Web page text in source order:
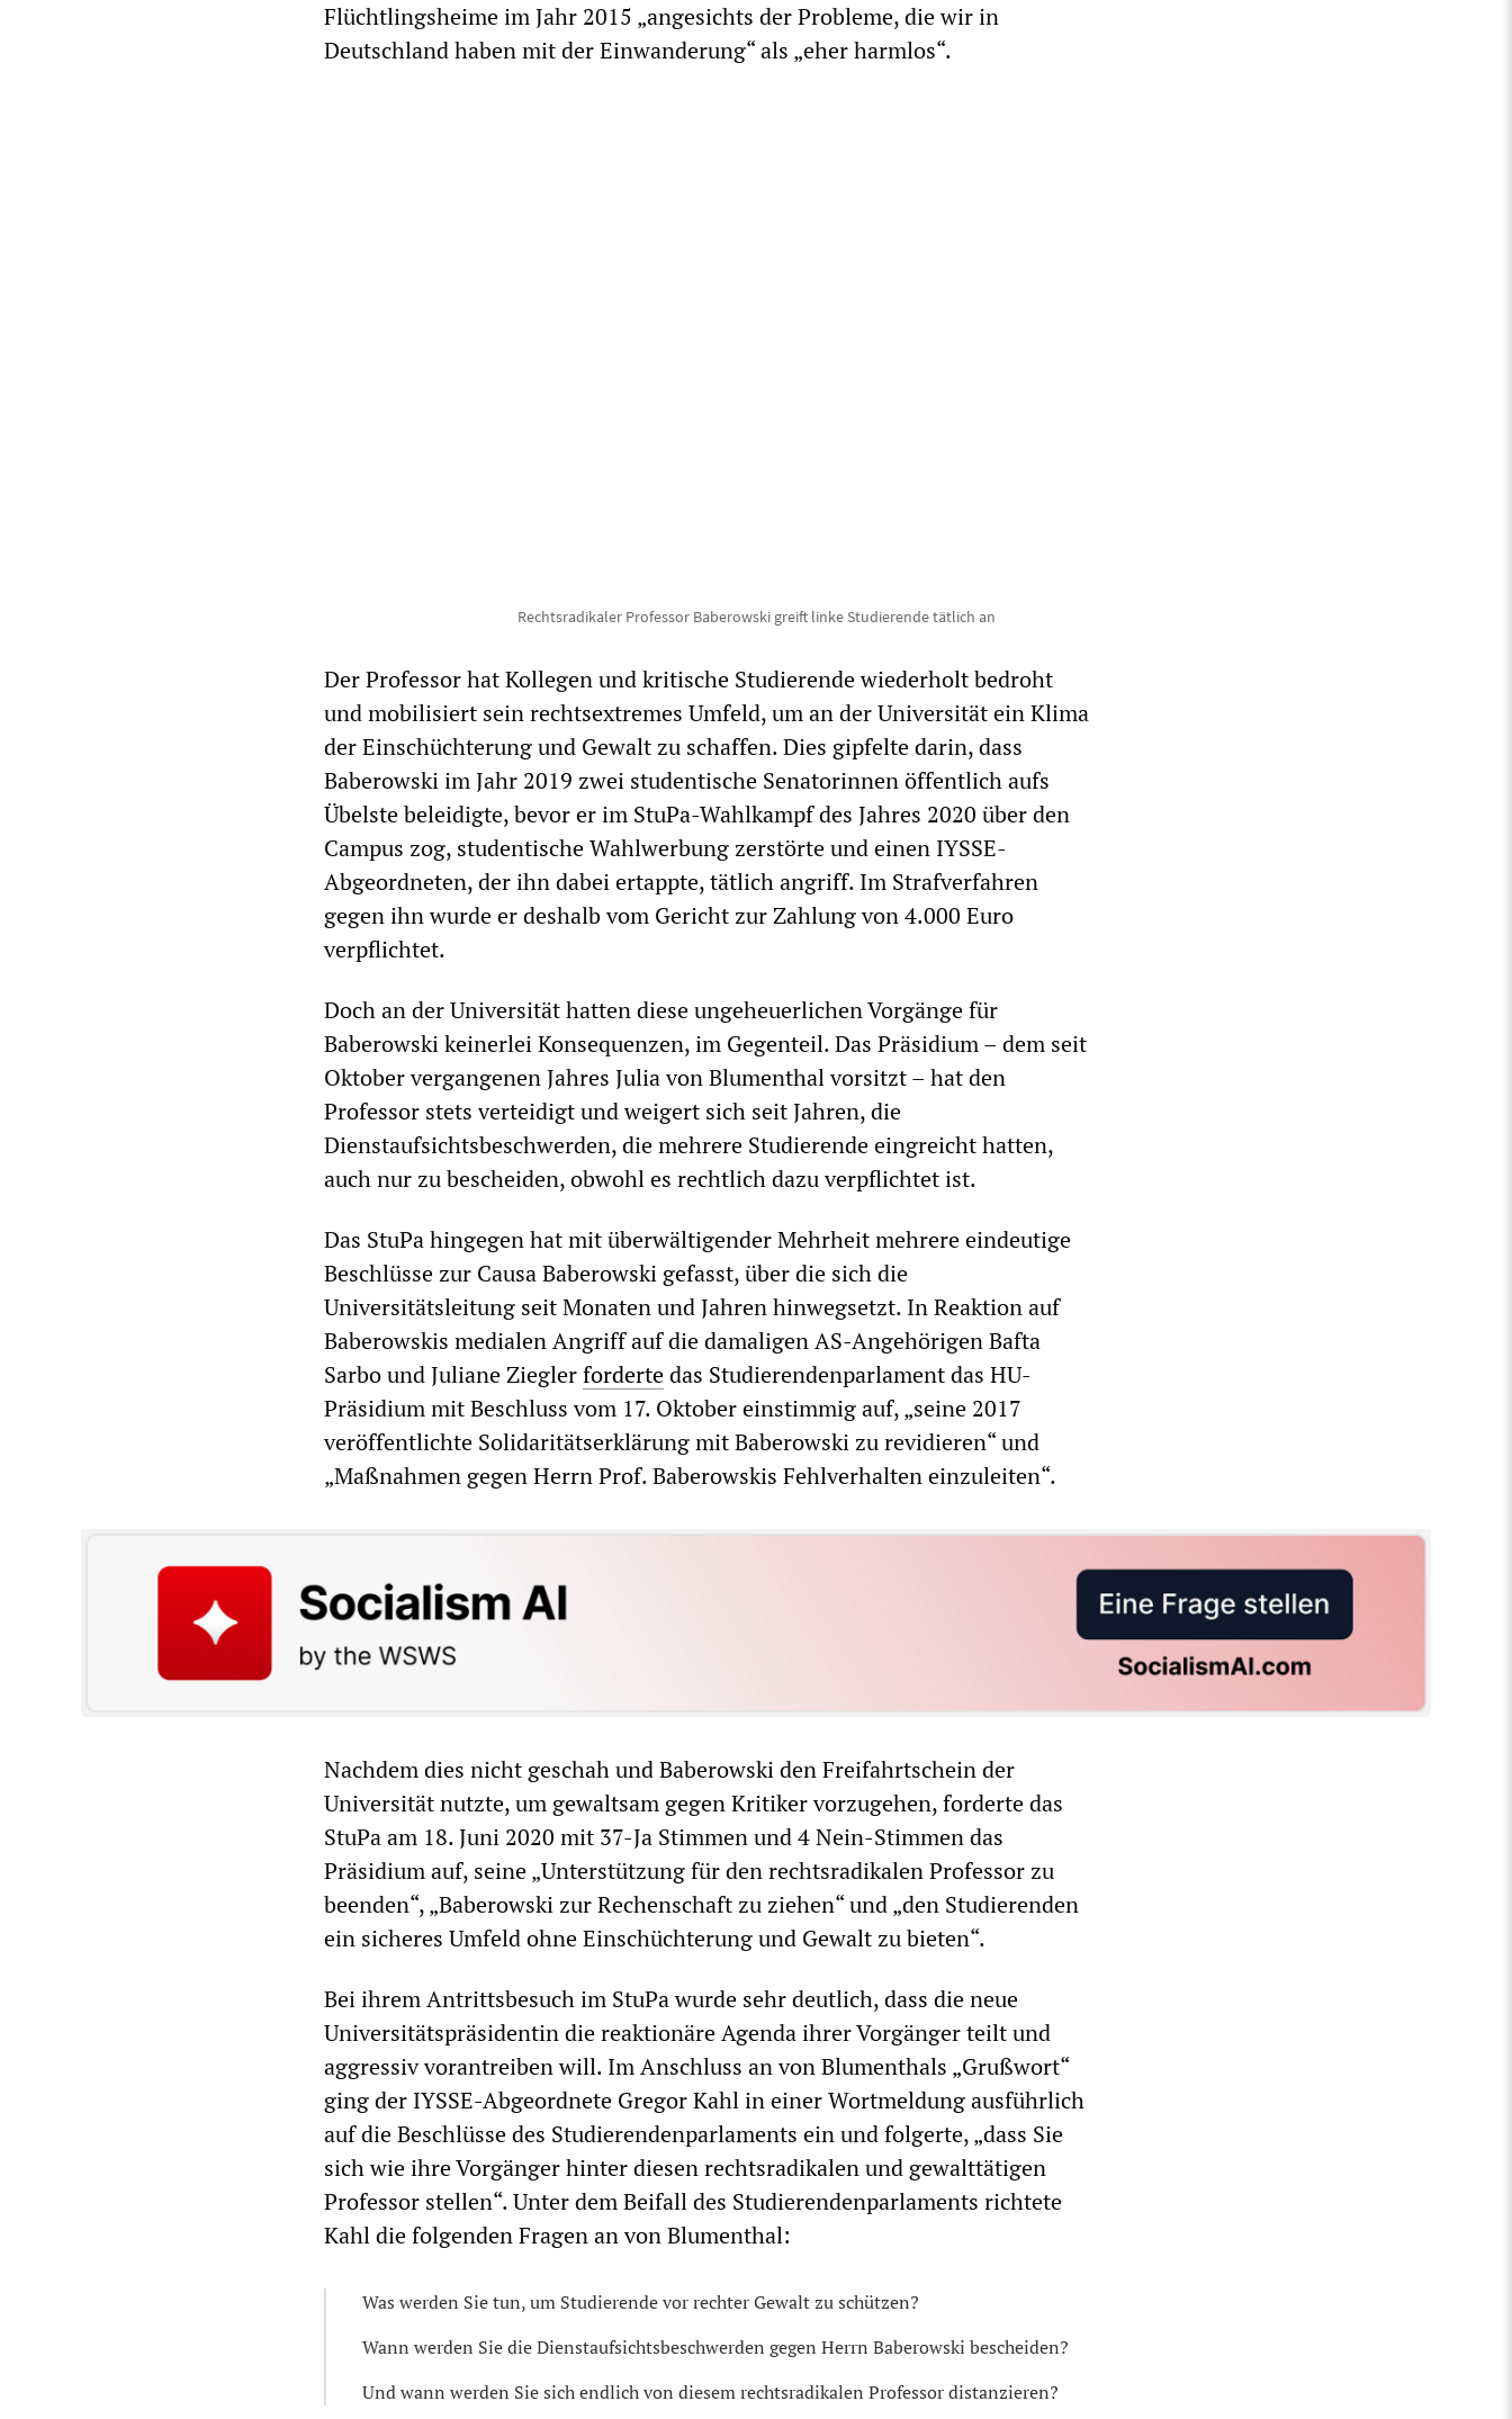
Flüchtlingsheime im Jahr 2015 „angesichts der Probleme, die wir in
Deutschland haben mit der Einwanderung“ als „eher harmlos“.
Rechtsradikaler Professor Baberowski greift linke Studierende tätlich an
Der Professor hat Kollegen und kritische Studierende wiederholt bedroht
und mobilisiert sein rechtsextremes Umfeld, um an der Universität ein Klima
der Einschüchterung und Gewalt zu schaffen. Dies gipfelte darin, dass
Baberowski im Jahr 2019 zwei studentische Senatorinnen öffentlich aufs
Übelste beleidigte, bevor er im StuPa-Wahlkampf des Jahres 2020 über den
Campus zog, studentische Wahlwerbung zerstörte und einen IYSSE-
Abgeordneten, der ihn dabei ertappte, tätlich angriff. Im Strafverfahren
gegen ihn wurde er deshalb vom Gericht zur Zahlung von 4.000 Euro
verpflichtet.
Doch an der Universität hatten diese ungeheuerlichen Vorgänge für
Baberowski keinerlei Konsequenzen, im Gegenteil. Das Präsidium – dem seit
Oktober vergangenen Jahres Julia von Blumenthal vorsitzt – hat den
Professor stets verteidigt und weigert sich seit Jahren, die
Dienstaufsichtsbeschwerden, die mehrere Studierende eingreicht hatten,
auch nur zu bescheiden, obwohl es rechtlich dazu verpflichtet ist.
Das StuPa hingegen hat mit überwältigender Mehrheit mehrere eindeutige
Beschlüsse zur Causa Baberowski gefasst, über die sich die
Universitätsleitung seit Monaten und Jahren hinwegsetzt. In Reaktion auf
Baberowskis medialen Angriff auf die damaligen AS-Angehörigen Bafta
Sarbo und Juliane Zieglerfordertedas Studierendenparlament das HU-
Präsidium mit Beschluss vom 17. Oktober einstimmig auf, „seine 2017
veröffentlichte Solidaritätserklärung mit Baberowski zu revidieren“ und
„Maßnahmen gegen Herrn Prof. Baberowskis Fehlverhalten einzuleiten“.
Nachdem dies nicht geschah und Baberowski den Freifahrtschein der
Universität nutzte, um gewaltsam gegen Kritiker vorzugehen, forderte das
StuPa am 18. Juni 2020 mit 37-Ja Stimmen und 4 Nein-Stimmen das
Präsidium auf, seine „Unterstützung für den rechtsradikalen Professor zu
beenden“, „Baberowski zur Rechenschaft zu ziehen“ und „den Studierenden
ein sicheres Umfeld ohne Einschüchterung und Gewalt zu bieten“.
Bei ihrem Antrittsbesuch im StuPa wurde sehr deutlich, dass die neue
Universitätspräsidentin die reaktionäre Agenda ihrer Vorgänger teilt und
aggressiv vorantreiben will. Im Anschluss an von Blumenthals „Grußwort“
ging der IYSSE-Abgeordnete Gregor Kahl in einer Wortmeldung ausführlich
auf die Beschlüsse des Studierendenparlaments ein und folgerte, „dass Sie
sich wie ihre Vorgänger hinter diesen rechtsradikalen und gewalttätigen
Professor stellen“. Unter dem Beifall des Studierendenparlaments richtete
Kahl die folgenden Fragen an von Blumenthal:
Was werden Sie tun, um Studierende vor rechter Gewalt zu schützen?
Wann werden Sie die Dienstaufsichtsbeschwerden gegen Herrn Baberowski bescheiden?
Und wann werden Sie sich endlich von diesem rechtsradikalen Professor distanzieren?